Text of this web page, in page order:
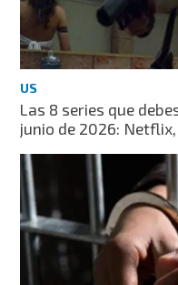
US
Las 8 series que
junio de 2026: